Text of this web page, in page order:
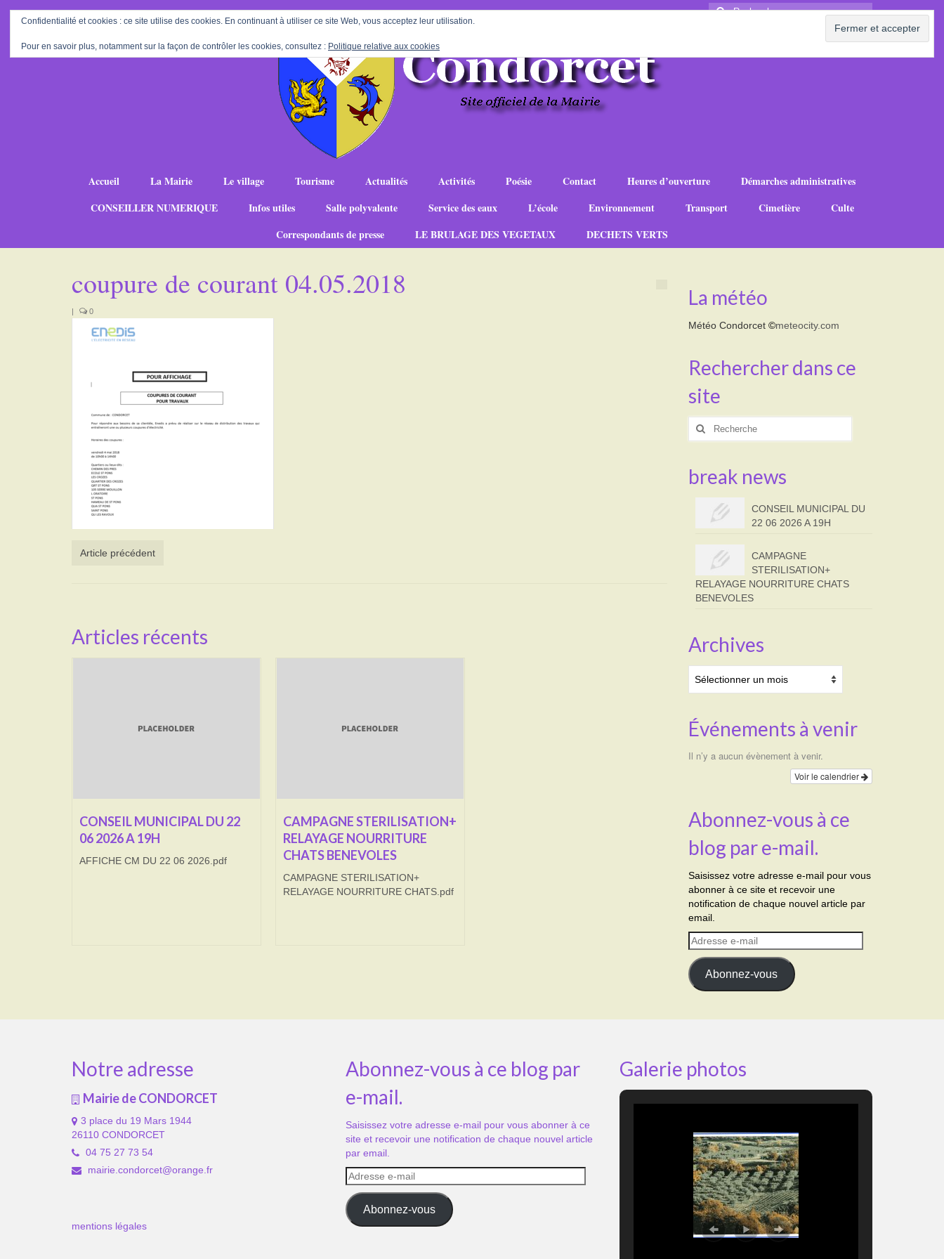
Rechercher
Accueil La Mairie Le village Tourisme Actualités Activités Poésie Contact Heures d’ouverture
Démarches administratives
CONSEILLER NUMERIQUE
Infos utiles Salle polyvalente Service des eaux L’école Environnement Transport Cimetière
Culte
Correspondants de presse
LE BRULAGE DES VEGETAUX DECHETS VERTS
coupure de courant 04.05.2018
| 0
Article précédent
Articles récents
CONSEIL MUNICIPAL DU 22
06 2026 A 19H
AFFICHE CM DU 22 06 2026.pdf
CAMPAGNE STERILISATION+
RELAYAGE NOURRITURE
CHATS BENEVOLES
CAMPAGNE STERILISATION+
RELAYAGE NOURRITURE CHATS.pdf
La météo
Météo Condorcet©meteocity.com
Rechercher dans ce
site
Rechercher
break news
CONSEIL MUNICIPAL DU
22 06 2026 A 19H
CAMPAGNE
STERILISATION+
RELAYAGE NOURRITURE CHATS
BENEVOLES
Archives
Événements à venir
Il n’y a aucun évènement à venir.
Voir le calendrier
Abonnez-vous à ce
blog par e-mail.
Saisissez votre adresse e-mail pour vous
abonner à ce site et recevoir une
notification de chaque nouvel article par
email.
Adresse
e-
mail
Abonnez-vous
Notre adresse
Mairie de CONDORCET
3 place du 19 Mars 1944
26110 CONDORCET
04 75 27 73 54
mairie.condorcet@orange.fr
mentions légales
Abonnez-vous à ce blog par
e-mail.
Saisissez votre adresse e-mail pour vous abonner à ce
site et recevoir une notification de chaque nouvel article
par email.
Adresse
e-
mail
Abonnez-vous
Galerie photos
Confidentialité et cookies : ce site utilise des cookies. En continuant à utiliser ce site Web, vous acceptez leur utilisation.
Pour en savoir plus, notamment sur la façon de contrôler les cookies, consultez : Politique relative aux cookies